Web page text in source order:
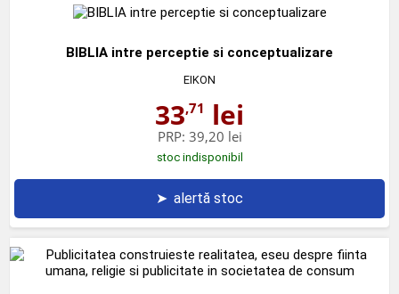
BIBLIA intre perceptie si conceptualizare
EIKON
33,71 lei
PRP: 39,20 lei
stoc indisponibil
➤ alertă stoc